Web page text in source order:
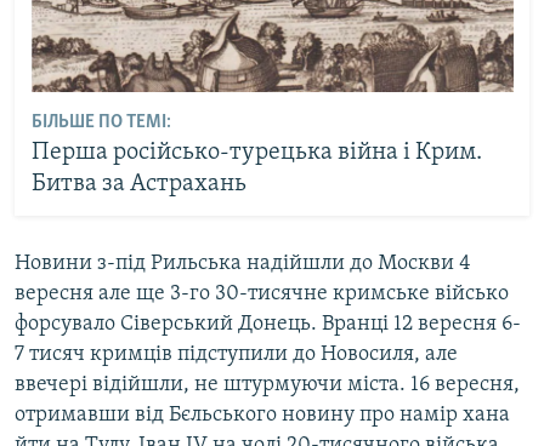
БІЛЬШЕ ПО ТЕМІ:
Перша російсько-турецька війна і Крим.
Битва за Астрахань
Новини з-під Рильська надійшли до Москви 4
вересня але ще 3-го 30-тисячне кримське військо
форсувало Сіверський Донець. Вранці 12 вересня 6-
7 тисяч кримців підступили до Новосиля, але
ввечері відійшли, не штурмуючи міста. 16 вересня,
отримавши від Бєльського новину про намір хана